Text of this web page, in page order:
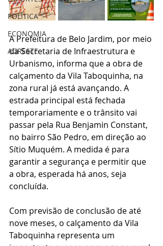
POLÍTICA
ECONOMIA
AGRESTE
A Prefeitura de Belo Jardim, por meio
da Secretaria de Infraestrutura e
Urbanismo, informa que a obra de
calçamento da Vila Taboquinha, na
zona rural já está avançando. A
estrada principal está fechada
temporariamente e o trânsito vai
passar pela Rua Benjamin Constant,
no bairro São Pedro, em direção ao
Sítio Muquém. A medida é para
garantir a segurança e permitir que
a obra, esperada há anos, seja
concluída.
Com previsão de conclusão de até
nove meses, o calçamento da Vila
Taboquinha representa um